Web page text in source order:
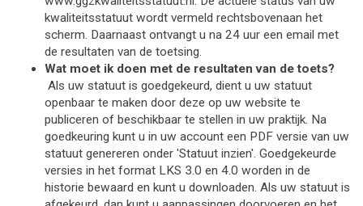
kwaliteitsstatuut wordt vermeld rechtsbovenaan het
scherm. Daarnaast ontvangt u na 24 uur een email met
de resultaten van de toetsing.
Wat moet ik doen met de resultaten van de toets?
Als uw statuut is goedgekeurd, dient u uw statuut
openbaar te maken door deze op uw website te
publiceren of beschikbaar te stellen in uw praktijk. Na
goedkeuring kunt u in uw account een PDF versie van uw
statuut genereren onder 'Statuut inzien'. Goedgekeurde
versies in het format LKS 3.0 en 4.0 worden in de
historie bewaard en kunt u downloaden. Als uw statuut is